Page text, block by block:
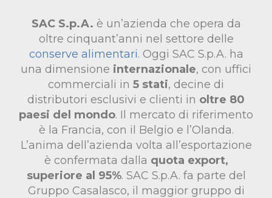
SAC S.p.A. è un’azienda che opera da
oltre cinquant’anni nel settore delle
conserve alimentari. Oggi SAC S.p.A. ha
una dimensione internazionale, con uffici
commerciali in 5 stati, decine di
distributori esclusivi e clienti in oltre 80
paesi del mondo. Il mercato di riferimento
è la Francia, con il Belgio e l’Olanda.
L’anima dell’azienda volta all’esportazione
è confermata dalla quota export,
superiore al 95%. SAC S.p.A. fa parte del
Gruppo Casalasco, il maggior gruppo di